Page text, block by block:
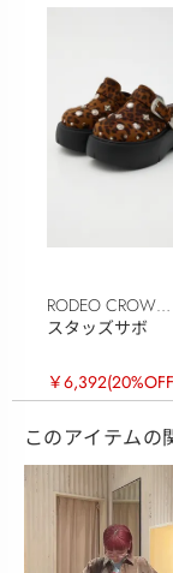
RODEO CROWNS
WIDE BOWL
スタッズサボ
￥6,392
このアイテムの